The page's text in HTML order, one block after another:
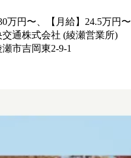
万円〜、【月給】24.5万円〜
通株式会社 (綾瀬営業所)
市吉岡東2-9-1